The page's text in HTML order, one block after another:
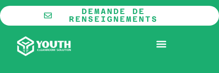
Aller
au
contenu
DEMANDE DE
RENSEIGNEMENTS